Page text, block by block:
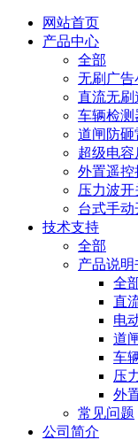
网站首页
产品中心
全部
无刷广告
直流无刷
车辆检测
道闸防砸
超级电
外置遥控
压力波开
台式手动
技术支持
全部
产品说明
全
直
电
道
车
压
外
常见问题
公司简介